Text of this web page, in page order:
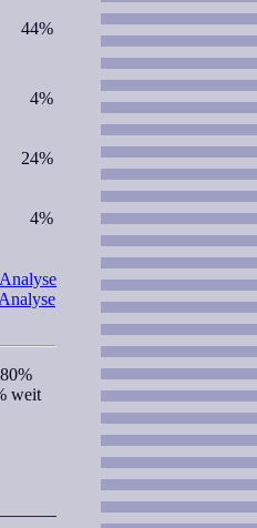
44%
4%
24%
4%
80%
weit